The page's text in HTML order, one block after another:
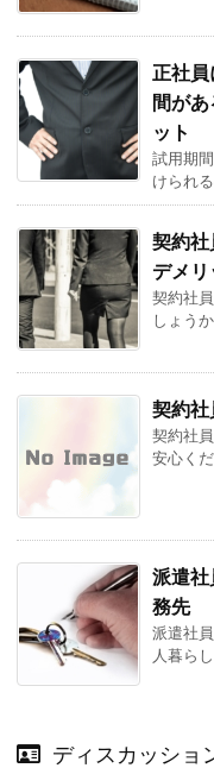
正社
間が
ット
試用期
けられ
契約社
デメリ
契約社
しょう
契約
契約社
安心く
派遣
務先
派遣社
人暮ら
ディスカッショ